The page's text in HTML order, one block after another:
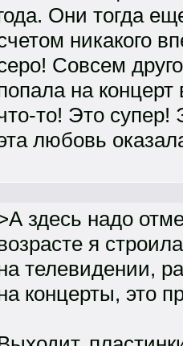
Они тогда
никакого
Совсем
на
то! Это
любовь
здесь надо
я
телевидении,
концерты, это